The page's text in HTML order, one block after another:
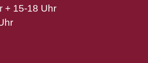
+ 15-18 Uhr